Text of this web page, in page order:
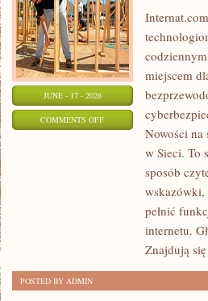
JUNE - 17 - 2026
COMMENTS OFFON
REGULACJE
INTERNECIE
miejscem
Nowości na
w Sieci. To
sposób
wskazówki,
pełnić
internetu.
Znajdują się
POSTED BY ADMIN